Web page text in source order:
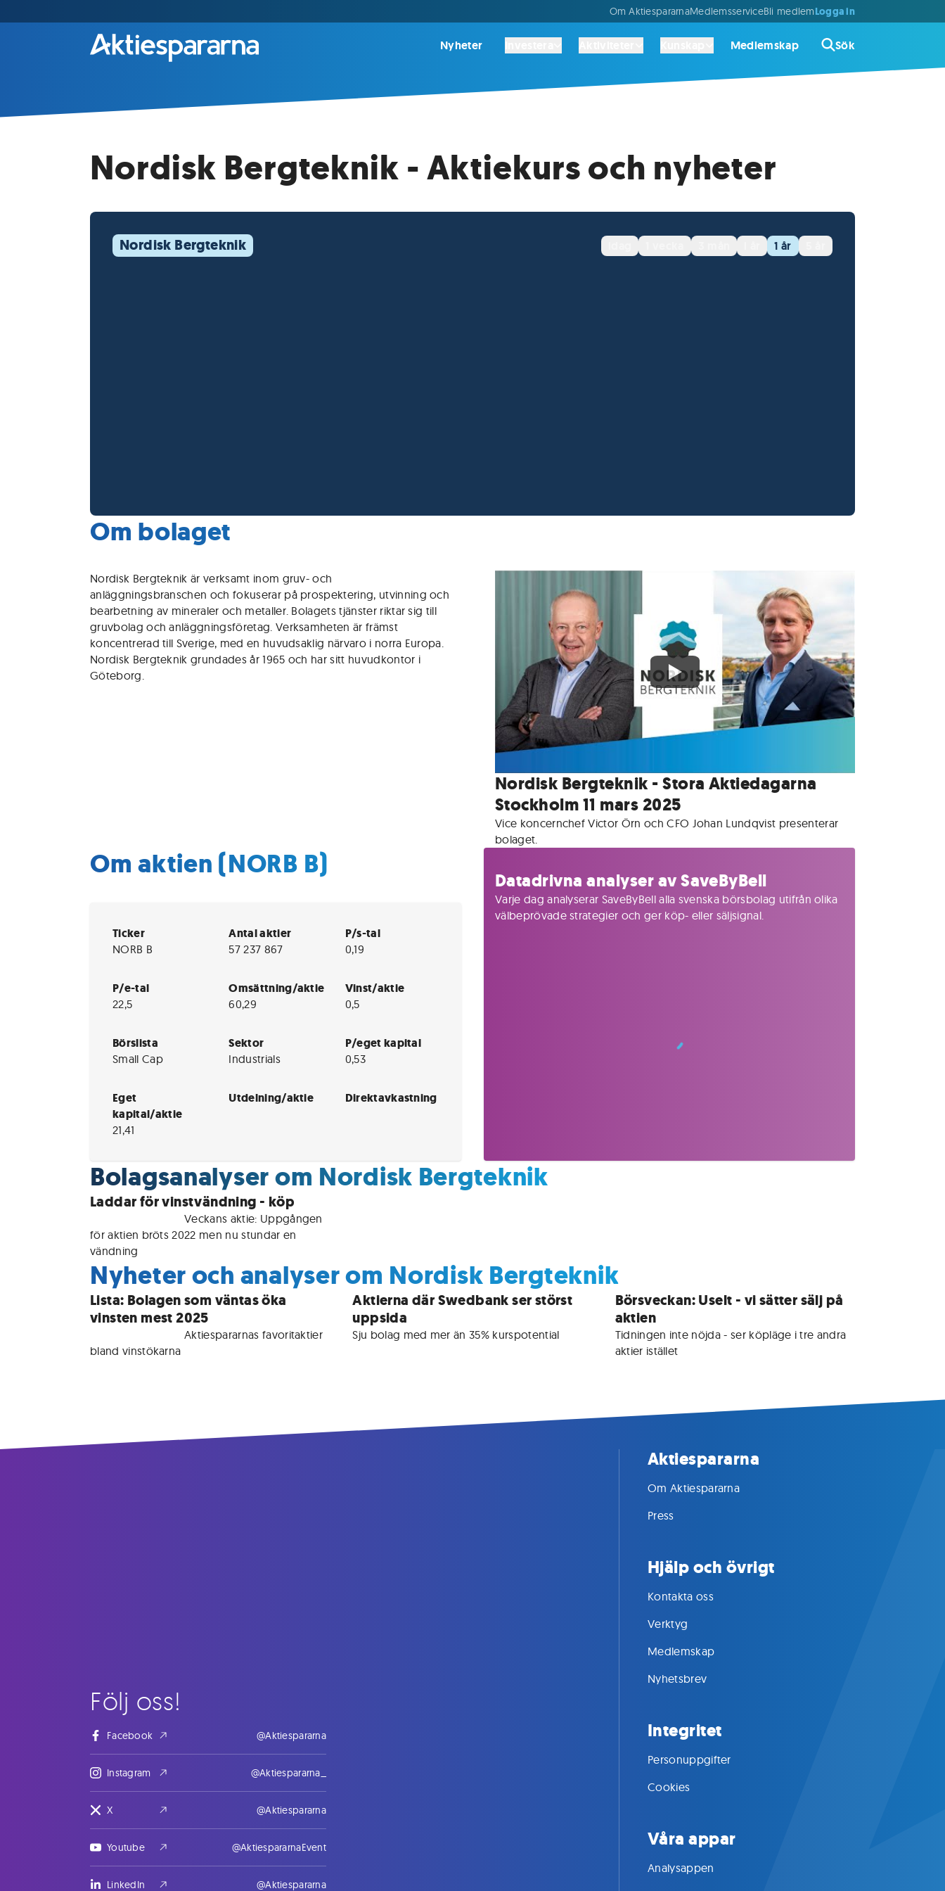
Om AktiespararnaMedlemsserviceBli medlemLogga in
Nyheter Medlemskap Sök
Nordisk Bergteknik - Aktiekurs och nyheter
Nordisk Bergteknik 1 år
Om bolaget
Nordisk Bergteknik är verksamt inom gruv- och
anläggningsbranschen och fokuserar på prospektering, utvinning och
bearbetning av mineraler och metaller. Bolagets tjänster riktar sig till
gruvbolag och anläggningsföretag. Verksamheten är främst
koncentrerad till Sverige, med en huvudsaklig närvaro i norra Europa.
Nordisk Bergteknik grundades år 1965 och har sitt huvudkontor i
Göteborg.
Nordisk Bergteknik - Stora Aktiedagarna
Stockholm 11 mars 2025
Vice koncernchef Victor Örn och CFO Johan Lundqvist presenterar
bolaget.
Om aktien (NORB B)
Ticker
NORB B
Antal aktier
57 237 867
P/s-tal
0,19
P/e-tal
22,5
Omsättning/aktie
60,29
Vinst/aktie
0,5
Börslista
Small Cap
Sektor
Industrials
P/eget kapital
0,53
Eget
kapital/aktie
21,41
Utdelning/aktie Direktavkastning
Datadrivna analyser av SaveByBell
Varje dag analyserar SaveByBell alla svenska börsbolag utifrån olika
välbeprövade strategier och ger köp- eller säljsignal.
Bolagsanalyser om Nordisk Bergteknik
Laddar för vinstvändning - köp
För medlemmar • Veckans aktie: Uppgången
för aktien bröts 2022 men nu stundar en
vändning
Nyheter och analyser om Nordisk Bergteknik
Lista: Bolagen som väntas öka
vinsten mest 2025
För medlemmar • Aktiespararnas favoritaktier
bland vinstökarna
Aktierna där Swedbank ser störst
uppsida
Sju bolag med mer än 35% kurspotential
Börsveckan: Uselt - vi sätter sälj på
aktien
Tidningen inte nöjda - ser köpläge i tre andra
aktier istället
Följ oss!
Facebook @Aktiespararna
Instagram @Aktiespararna_
X @Aktiespararna
Youtube @AktiespararnaEvent
LinkedIn @Aktiespararna
Aktiespararna
Om Aktiespararna
Press
Hjälp och övrigt
Kontakta oss
Verktyg
Medlemskap
Nyhetsbrev
Integritet
Personuppgifter
Cookies
Våra appar
Analysappen